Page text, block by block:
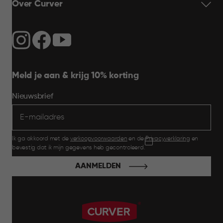
Over Curver
Meld je aan & krijg 10% korting
Nieuwsbrief
Ik ga akkoord met de verkoopvoorwaarden en dePrivacyverklaring en
bevestig dat ik mijn gegevens heb gecontroleerd.
AANMELDEN